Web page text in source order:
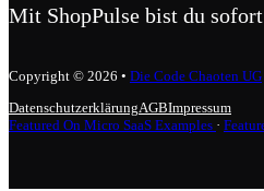
Mit ShopPulse bist du
Copyright © 2026 • Die Code Chaoten UG
DatenschutzerklärungAGBImpressum
Featured On Micro SaaS Examples ·